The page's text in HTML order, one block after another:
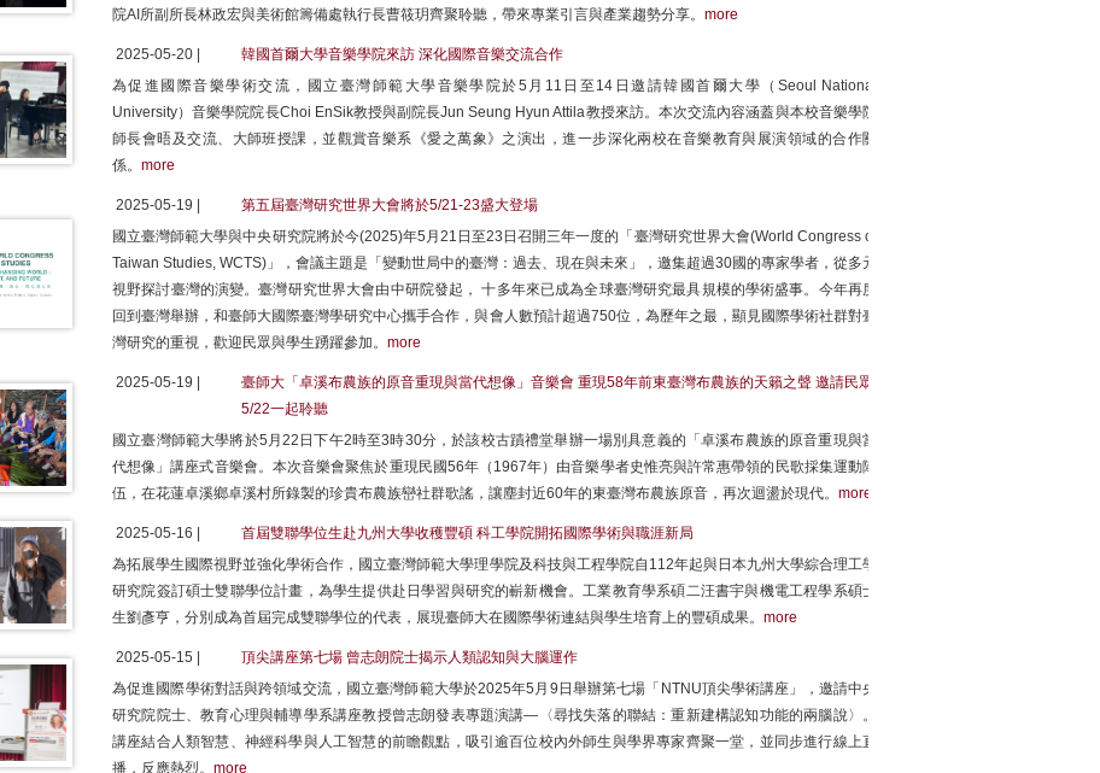
院AI所副所長林政宏與美術館籌備處執行長曹筱玥齊聚聆聽，帶來專業引言與產業趨勢分享。 more
2025-05-20 |
韓國首爾大學音樂學院來訪 深化國際音樂交流合作
為促進國際音樂學術交流，國立臺灣師範大學音樂學院於5月11日至14日邀請韓國首爾大學（Seoul National
University）音樂學院院長Choi EnSik教授與副院長Jun Seung Hyun Attila教授來訪。本次交流內容涵蓋與本校音樂學院
師長會晤及交流、大師班授課，並觀賞音樂系《愛之萬象》之演出，進一步深化兩校在音樂教育與展演領域的合作關
係。 more
2025-05-19 |
第五屆臺灣研究世界大會將於5/21-23盛大登場
國立臺灣師範大學與中央研究院將於今(2025)年5月21日至23日召開三年一度的「臺灣研究世界大會(World Congress of
Taiwan Studies, WCTS)」，會議主題是「變動世局中的臺灣：過去、現在與未來」，邀集超過30國的專家學者，從多元
視野探討臺灣的演變。臺灣研究世界大會由中研院發起， 十多年來已成為全球臺灣研究最具規模的學術盛事。今年再度
回到臺灣舉辦，和臺師大國際臺灣學研究中心攜手合作，與會人數預計超過750位，為歷年之最，顯見國際學術社群對臺
灣研究的重視，歡迎民眾與學生踴躍參加。 more
2025-05-19 |
臺師大「卓溪布農族的原音重現與當代想像」音樂會 重現58年前東臺灣布農族的天籟之聲 邀請民眾
5/22一起聆聽
國立臺灣師範大學將於5月22日下午2時至3時30分，於該校古蹟禮堂舉辦一場別具意義的「卓溪布農族的原音重現與當
代想像」講座式音樂會。本次音樂會聚焦於重現民國56年（1967年）由音樂學者史惟亮與許常惠帶領的民歌採集運動隊
伍，在花蓮卓溪鄉卓溪村所錄製的珍貴布農族巒社群歌謠，讓塵封近60年的東臺灣布農族原音，再次迴盪於現代。 more
2025-05-16 |
首屆雙聯學位生赴九州大學收穫豐碩 科工學院開拓國際學術與職涯新局
為拓展學生國際視野並強化學術合作，國立臺灣師範大學理學院及科技與工程學院自112年起與日本九州大學綜合理工學
研究院簽訂碩士雙聯學位計畫，為學生提供赴日學習與研究的嶄新機會。工業教育學系碩二汪書宇與機電工程學系碩士
生劉彥亨，分別成為首屆完成雙聯學位的代表，展現臺師大在國際學術連結與學生培育上的豐碩成果。 more
2025-05-15 |
頂尖講座第七場 曾志朗院士揭示人類認知與大腦運作
為促進國際學術對話與跨領域交流，國立臺灣師範大學於2025年5月9日舉辦第七場「NTNU頂尖學術講座」，邀請中央
研究院院士、教育心理與輔導學系講座教授曾志朗發表專題演講—〈尋找失落的聯結：重新建構認知功能的兩腦說〉。
講座結合人類智慧、神經科學與人工智慧的前瞻觀點，吸引逾百位校內外師生與學界專家齊聚一堂，並同步進行線上直
播，反應熱烈。 more